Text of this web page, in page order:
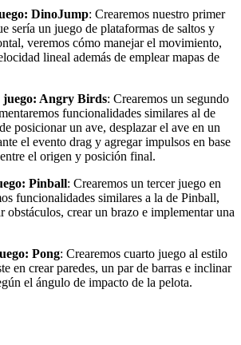
DinoJump: Crearemos nuestro primer
sería un juego de plataformas de saltos y
veremos cómo manejar el movimiento,
lineal además de emplear mapas de
juego: Angry Birds: Crearemos un segundo
funcionalidades similares al de
posicionar un ave, desplazar el ave en un
el evento drag y agregar impulsos en base
el origen y posición final.
Pinball: Crearemos un tercer juego en
funcionalidades similares a la de Pinball,
obstáculos, crear un brazo e implementar una
Pong: Crearemos cuarto juego al estilo
en crear paredes, un par de barras e inclinar
el ángulo de impacto de la pelota.